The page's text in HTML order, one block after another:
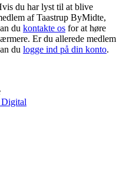
du har lyst til at blive
af Taastrup ByMidte,
du kontakte os for at høre
Er du allerede medlem
du logge ind på din konto.